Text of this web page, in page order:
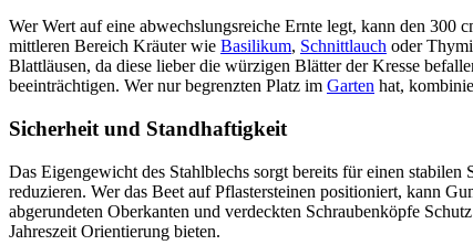
Wer Wert auf eine abwechslungsreiche Ernte legt, kann den 300
mittleren Bereich Kräuter wie Basilikum, Schnittlauch oder
Blattläusen, da diese lieber die würzigen Blätter der Kresse
beeinträchtigen. Wer nur begrenzten Platz im Garten hat,
Sicherheit und Standhaftigkeit
Das Eigengewicht des Stahlblechs sorgt bereits für einen
reduzieren. Wer das Beet auf Pflastersteinen positioniert, kann
abgerundeten Oberkanten und verdeckten Schraubenköpfe
Jahreszeit Orientierung bieten.